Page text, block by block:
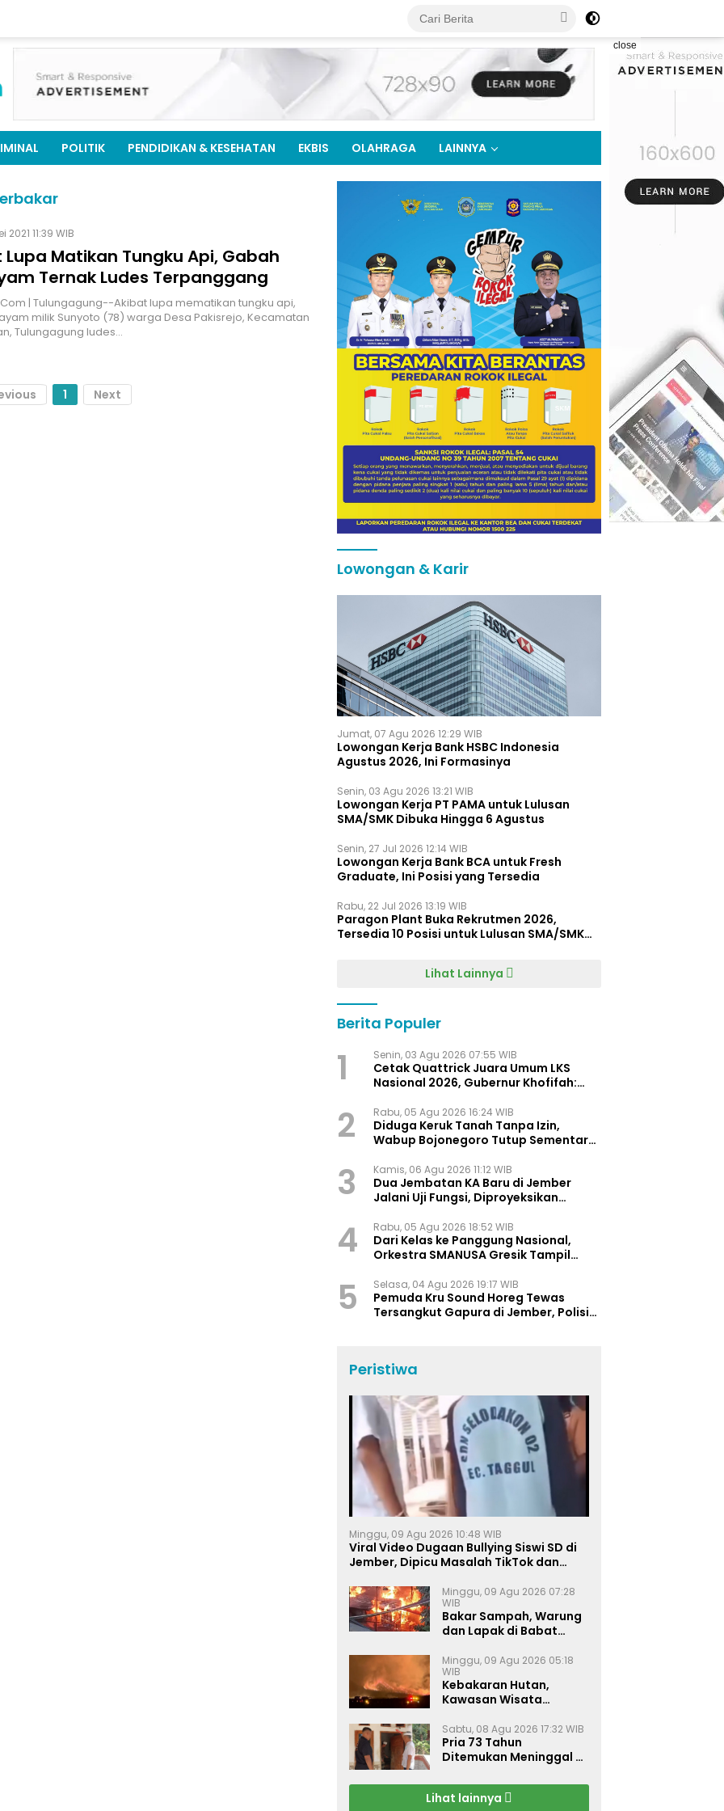
close
POLITIK PENDIDIKAN & KESEHATAN EKBIS OLAHRAGA LAINNYA
2021 11:39 WIB
Matikan Tungku Api, Gabah
Ternak Ludes Terpanggang
| Tulungagung--Akibat lupa mematikan tungku api,
milik Sunyoto (78) warga Desa Pakisrejo, Kecamatan
Tulungagung ludes…
1 Next
Lowongan & Karir
Jumat, 07 Agu 2026 12:29 WIB
Lowongan Kerja Bank HSBC Indonesia
Agustus 2026, Ini Formasinya
Senin, 03 Agu 2026 13:21 WIB
Lowongan Kerja PT PAMA untuk Lulusan
SMA/SMK Dibuka Hingga 6 Agustus
Senin, 27 Jul 2026 12:14 WIB
Lowongan Kerja Bank BCA untuk Fresh
Graduate, Ini Posisi yang Tersedia
Rabu, 22 Jul 2026 13:19 WIB
Paragon Plant Buka Rekrutmen 2026,
Tersedia 10 Posisi untuk Lulusan SMA/SMK
Lihat Lainnya
Berita Populer
1 Senin, 03 Agu 2026 07:55 WIB
Cetak Quattrick Juara Umum LKS
Nasional 2026, Gubernur Khofifah:
Indonesia
2 Rabu, 05 Agu 2026 16:24 WIB
Diduga Keruk Tanah Tanpa Izin,
Wabup Bojonegoro Tutup Sementara
3 Kamis, 06 Agu 2026 11:12 WIB
Dua Jembatan KA Baru di Jember
Jalani Uji Fungsi, Diproyeksikan
4 Rabu, 05 Agu 2026 18:52 WIB
Dari Kelas ke Panggung Nasional,
Orkestra SMANUSA Gresik Tampil
2026
5 Selasa, 04 Agu 2026 19:17 WIB
Pemuda Kru Sound Horeg Tewas
Tersangkut Gapura di Jember, Polisi
Peristiwa
Minggu, 09 Agu 2026 10:48 WIB
Viral Video Dugaan Bullying Siswi SD di
Jember, Dipicu Masalah TikTok dan
Minggu, 09 Agu 2026 07:28
WIB
Bakar Sampah, Warung
dan Lapak di Babat
Api
Minggu, 09 Agu 2026 05:18
WIB
Kebakaran Hutan,
Kawasan Wisata
Total
Sabtu, 08 Agu 2026 17:32 WIB
Pria 73 Tahun
Ditemukan Meninggal di
Sumenep
Lihat lainnya